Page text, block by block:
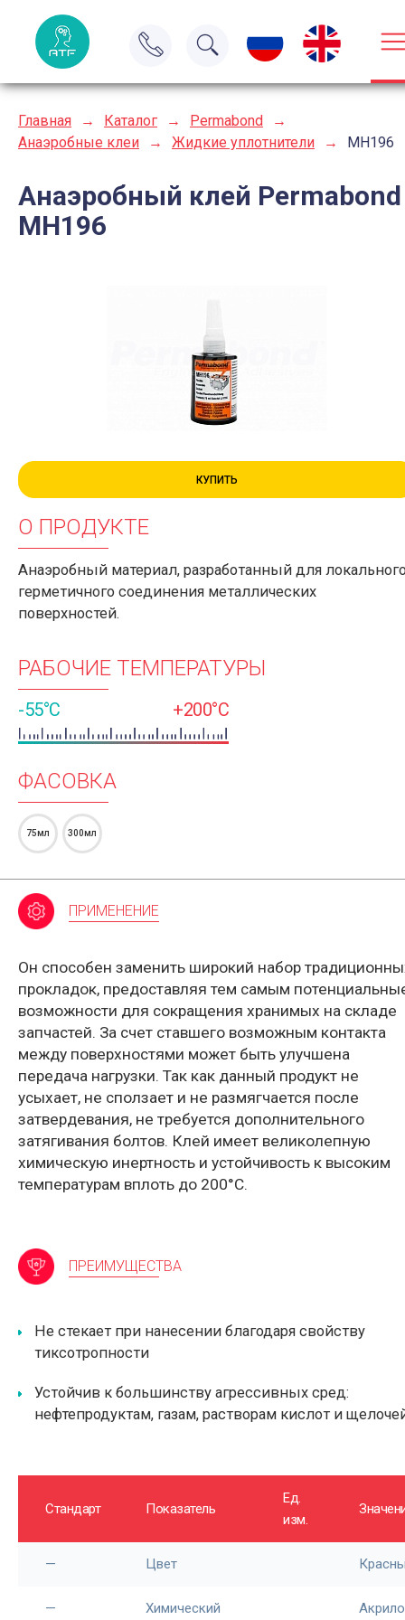
Главная → Каталог → Permabond
→
Анаэробные клеи
→ Жидкие уплотнители → MH196
Анаэробный клей Permabond
MH196
КУПИТЬ
О ПРОДУКТЕ
Анаэробный материал, разработанный для
герметичного соединения металлических
поверхностей.
РАБОЧИЕ ТЕМПЕРАТУРЫ
-55°C +200°C
ФАСОВКА
75мл 300мл
ПРИМЕНЕНИЕ
Он способен заменить широкий набор
прокладок, предоставляя тем самым
возможности для сокращения хранимых на складе
запчастей. За счет ставшего возможным контакта
между поверхностями может быть улучшена
передача нагрузки. Так как данный продукт не
усыхает, не сползает и не размягчается после
затвердевания, не требуется дополнительного
затягивания болтов. Клей имеет великолепную
химическую инертность и устойчивость к высоким
температурам вплоть до 200°С.
ПРЕИМУЩЕСТВА
Не стекает при нанесении благодаря свойству
тиксотропности
Устойчив к большинству агрессивных сред:
нефтепродуктам, газам, растворам кислот и
Стандарт Показатель
Ед.
изм.
— Цвет
—
Химический